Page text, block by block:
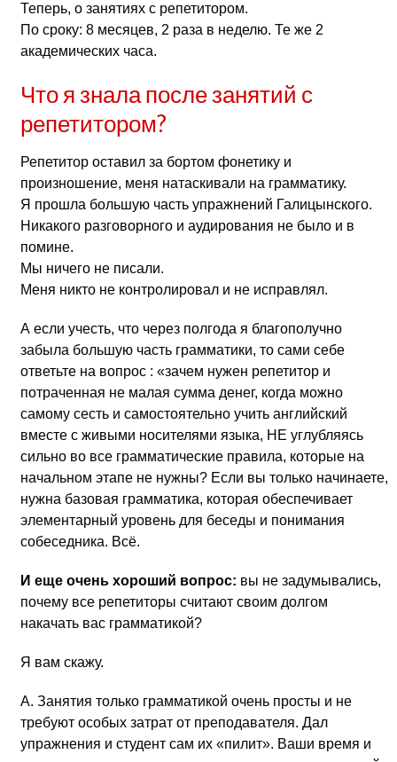
Теперь, о занятиях с репетитором.
По сроку: 8 месяцев, 2 раза в неделю. Те же 2
академических часа.
Что я знала после занятий с
репетитором?
Репетитор оставил за бортом фонетику и
произношение, меня натаскивали на грамматику.
Я прошла большую часть упражнений Галицынского.
Никакого разговорного и аудирования не было и в
помине.
Мы ничего не писали.
Меня никто не контролировал и не исправлял.
А если учесть, что через полгода я благополучно
забыла большую часть грамматики, то сами себе
ответьте на вопрос : «зачем нужен репетитор и
потраченная не малая сумма денег, когда можно
самому сесть и самостоятельно учить английский
вместе с живыми носителями языка, НЕ углубляясь
сильно во все грамматические правила, которые на
начальном этапе не нужны? Если вы только начинаете,
нужна базовая грамматика, которая обеспечивает
элементарный уровень для беседы и понимания
собеседника. Всё.
И еще очень хороший вопрос: вы не задумывались,
почему все репетиторы считают своим долгом
накачать вас грамматикой?
Я вам скажу.
А. Занятия только грамматикой очень просты и не
требуют особых затрат от преподавателя. Дал
упражнения и студент сам их «пилит». Ваши время и